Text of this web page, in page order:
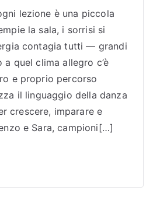
Bal
lo
Bu
dri
o
lezione è una piccola
la sala, i sorrisi si
contagia tutti — grandi
quel clima allegro c’è
e proprio percorso
il linguaggio della danza
crescere, imparare e
e Sara, campioni[…]